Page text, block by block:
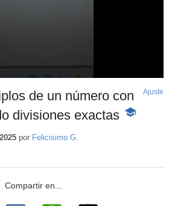
de un número con
divisiones exactas -
Ajuste
por Felicisimo G.